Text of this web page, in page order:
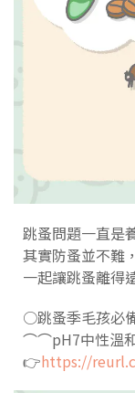
跳蚤問題一直是
其實防蚤並不難
一起讓跳蚤離
○跳蚤季毛孩必
⌒⌒pH7中性溫和
👉https://